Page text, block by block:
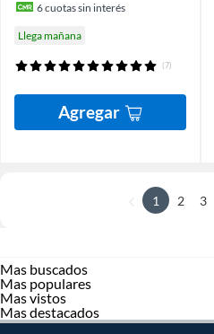
6cuotas sin interés
Llega mañana
(7)
Agregar
1 2 3
Mas buscados
Mas populares
Mas vistos
Mas destacados